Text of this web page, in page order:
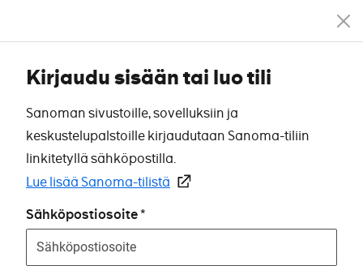
Kirjaudu sisään tai luo tili
Sanoman sivustoille, sovelluksiin ja
keskustelupalstoille kirjaudutaan Sanoma-tiliin
linkitetyllä sähköpostilla.
Lue lisää Sanoma-tilistä
Sähköpostiosoite